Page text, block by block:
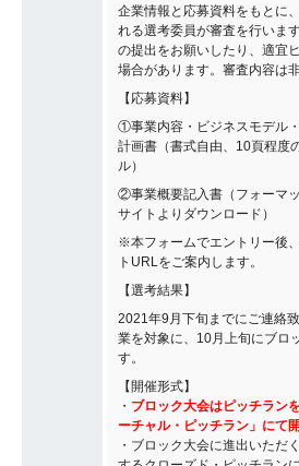
企業情報と応募資料をもとに
れる選考委員が審査を行いま
の提出をお願いしたり、適宜
場合があります。審査内容は
【応募資料】
①事業内容・ビジネスモデル
計画書（書式自由、10頁程度
ル）
②事業概要記入書（フォーマ
サイトよりダウンロード）
※本フォームでエントリー後
トURLをご案内します。
【選考結果】
2021年9月下旬までにご連絡
業を対象に、10月上旬にブロ
す。
【開催形式】
・ ブロック大会はピッチラン
ーチャル・ピッチラン」にて
・ブロック大会に進出いただ